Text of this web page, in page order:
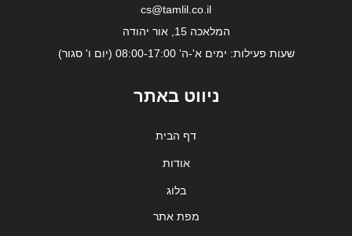
cs@tamlil.co.il
המלאכה 15, אור יהודה
שעות פעילות: ימים א'-ה' 08:00-17:00 (יום ו' סגור)
ניווט באתר
דף הבית
אודות
בלוג
מפת אתר